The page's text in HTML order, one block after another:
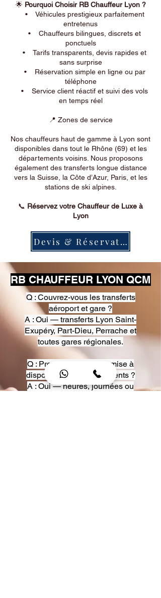
🌟 Pourquoi Choisir RB Chauffeur Lyon ?
• Véhicules prestigieux parfaitement
entretenus
• Chauffeurs bilingues, discrets et
ponctuels
• Tarifs transparents, devis rapides et
sans surprise
• Réservation simple en ligne ou par
téléphone
• Service client réactif et suivi des vols
en temps réel
📍 Zones de service
Nos chauffeurs haut de gamme à Lyon sont
disponibles dans tout le Rhône (69) et les
départements voisins. Nous proposons
également des transferts longue distance
vers la Suisse, la Côte d’Azur, Paris, et les
stations de ski alpines.
📞 Réservez votre Chauffeur de Luxe à
Lyon
Devis & Réservation
RB CHAUFFEUR LYON QCM
Q : Couvrez-vous les transferts
aéroport et gare ?
A : Oui — transferts Lyon Saint-
Exupéry, Part-Dieu, Perrache et
toutes gares régionales.
Q : Proposez-vous une mise à
disposition pour événements ?
A : Oui — heures, journées ou